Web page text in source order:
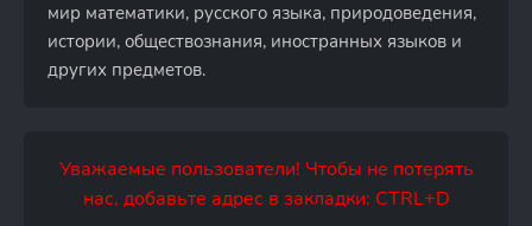
мир математики, русского языка, природоведения,
истории, обществознания, иностранных языков и
других предметов.
Уважаемые пользователи! Чтобы не потерять
нас, добавьте адрес в закладки: CTRL+D